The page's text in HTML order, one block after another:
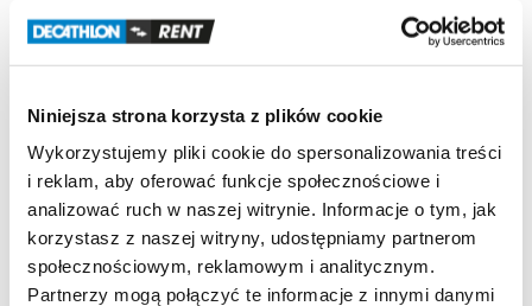
Niniejsza strona korzysta z plików cookie
Wykorzystujemy pliki cookie do spersonalizowania treści
i reklam, aby oferować funkcje społecznościowe i
analizować ruch w naszej witrynie. Informacje o tym, jak
korzystasz z naszej witryny, udostępniamy partnerom
społecznościowym, reklamowym i analitycznym.
Partnerzy mogą połączyć te informacje z innymi danymi
- wiosła 2 szt.
- pompka
- stateczniki 3szt.
instrukcja
- końcówka do pompowania
- pas ściągający
Strona produktu w sklepie